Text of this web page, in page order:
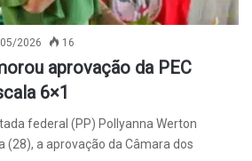
2026 16
aprovação da PEC
6×1
federal (PP) Pollyanna Werton
(28), a aprovação da Câmara dos